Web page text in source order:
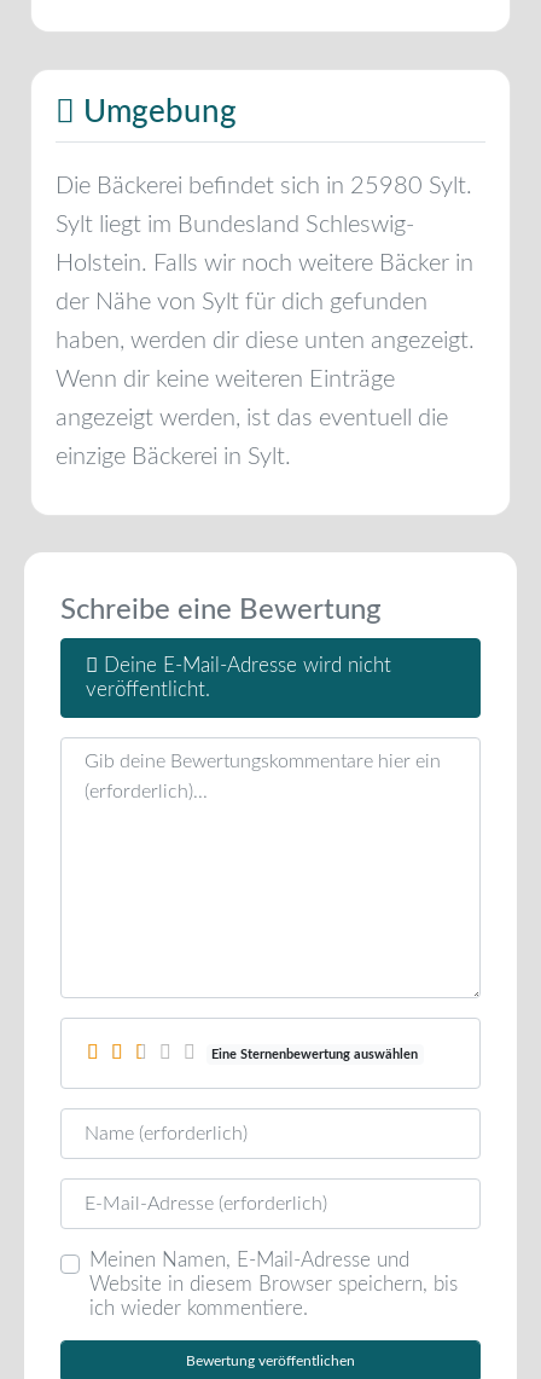
Umgebung
Die Bäckerei befindet sich in 25980 Sylt.
Sylt liegt im Bundesland Schleswig-
Holstein. Falls wir noch weitere Bäcker in
der Nähe von Sylt für dich gefunden
haben, werden dir diese unten angezeigt.
Wenn dir keine weiteren Einträge
angezeigt werden, ist das eventuell die
einzige Bäckerei in Sylt.
Schreibe eine Bewertung
Deine E-Mail-Adresse wird nicht
veröffentlicht.
Rezensionstext
Eine Sternenbewertung auswählen
Name
E-Mail
Meinen Namen, E-Mail-Adresse und
Website in diesem Browser speichern, bis
ich wieder kommentiere.